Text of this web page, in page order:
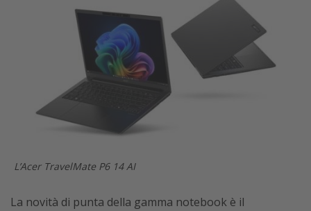
L’Acer TravelMate P6 14 AI
La novità di punta della gamma notebook è il